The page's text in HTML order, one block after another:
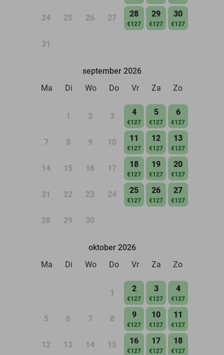
24 25 26 27 28
€127
29
€127
30
€127
31
september 2026
Ma
Di Wo Do Vr Za Zo
1 2 3 4
€127
5
€127
6
€127
7 8 9 10 11
€127
12
€127
13
€127
14 15 16 17 18
€127
19
€127
20
€127
21 22 23 24 25
€127
26
€127
27
€127
28 29 30
oktober 2026
Ma
Di Wo Do Vr Za Zo
1 2
€127
3
€127
4
€127
5 6 7 8 9
€127
10
€127
11
€127
12 13 14 15 16
€127
17
€127
18
€127